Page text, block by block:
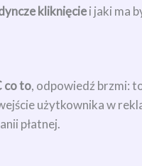
kliknięciei jaki ma
co to, odpowiedź brzmi:
użytkownika w
płatnej.